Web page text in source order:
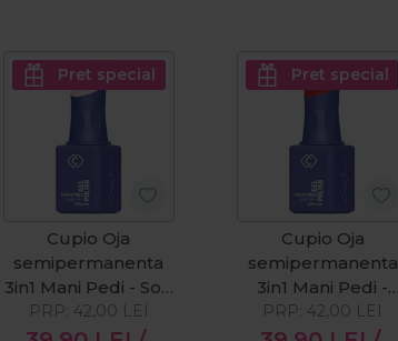
Pret special
Cupio Oja
semipermanenta
3in1 Mani Pedi - Soft
Era 8ml
PRP: 42,00 LEI
Pret special
Cupio Oja
semipermanenta
3in1 Mani Pedi -
Viral Status 8ml
PRP: 42,00 LEI